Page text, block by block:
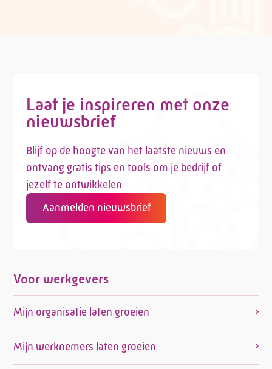
Laat je inspireren met onze
nieuwsbrief
Blijf op de hoogte van het laatste nieuws en
ontvang gratis tips en tools om je bedrijf of
jezelf te ontwikkelen
Aanmelden nieuwsbrief
Voor werkgevers
Mijn organisatie laten groeien
Mijn werknemers laten groeien